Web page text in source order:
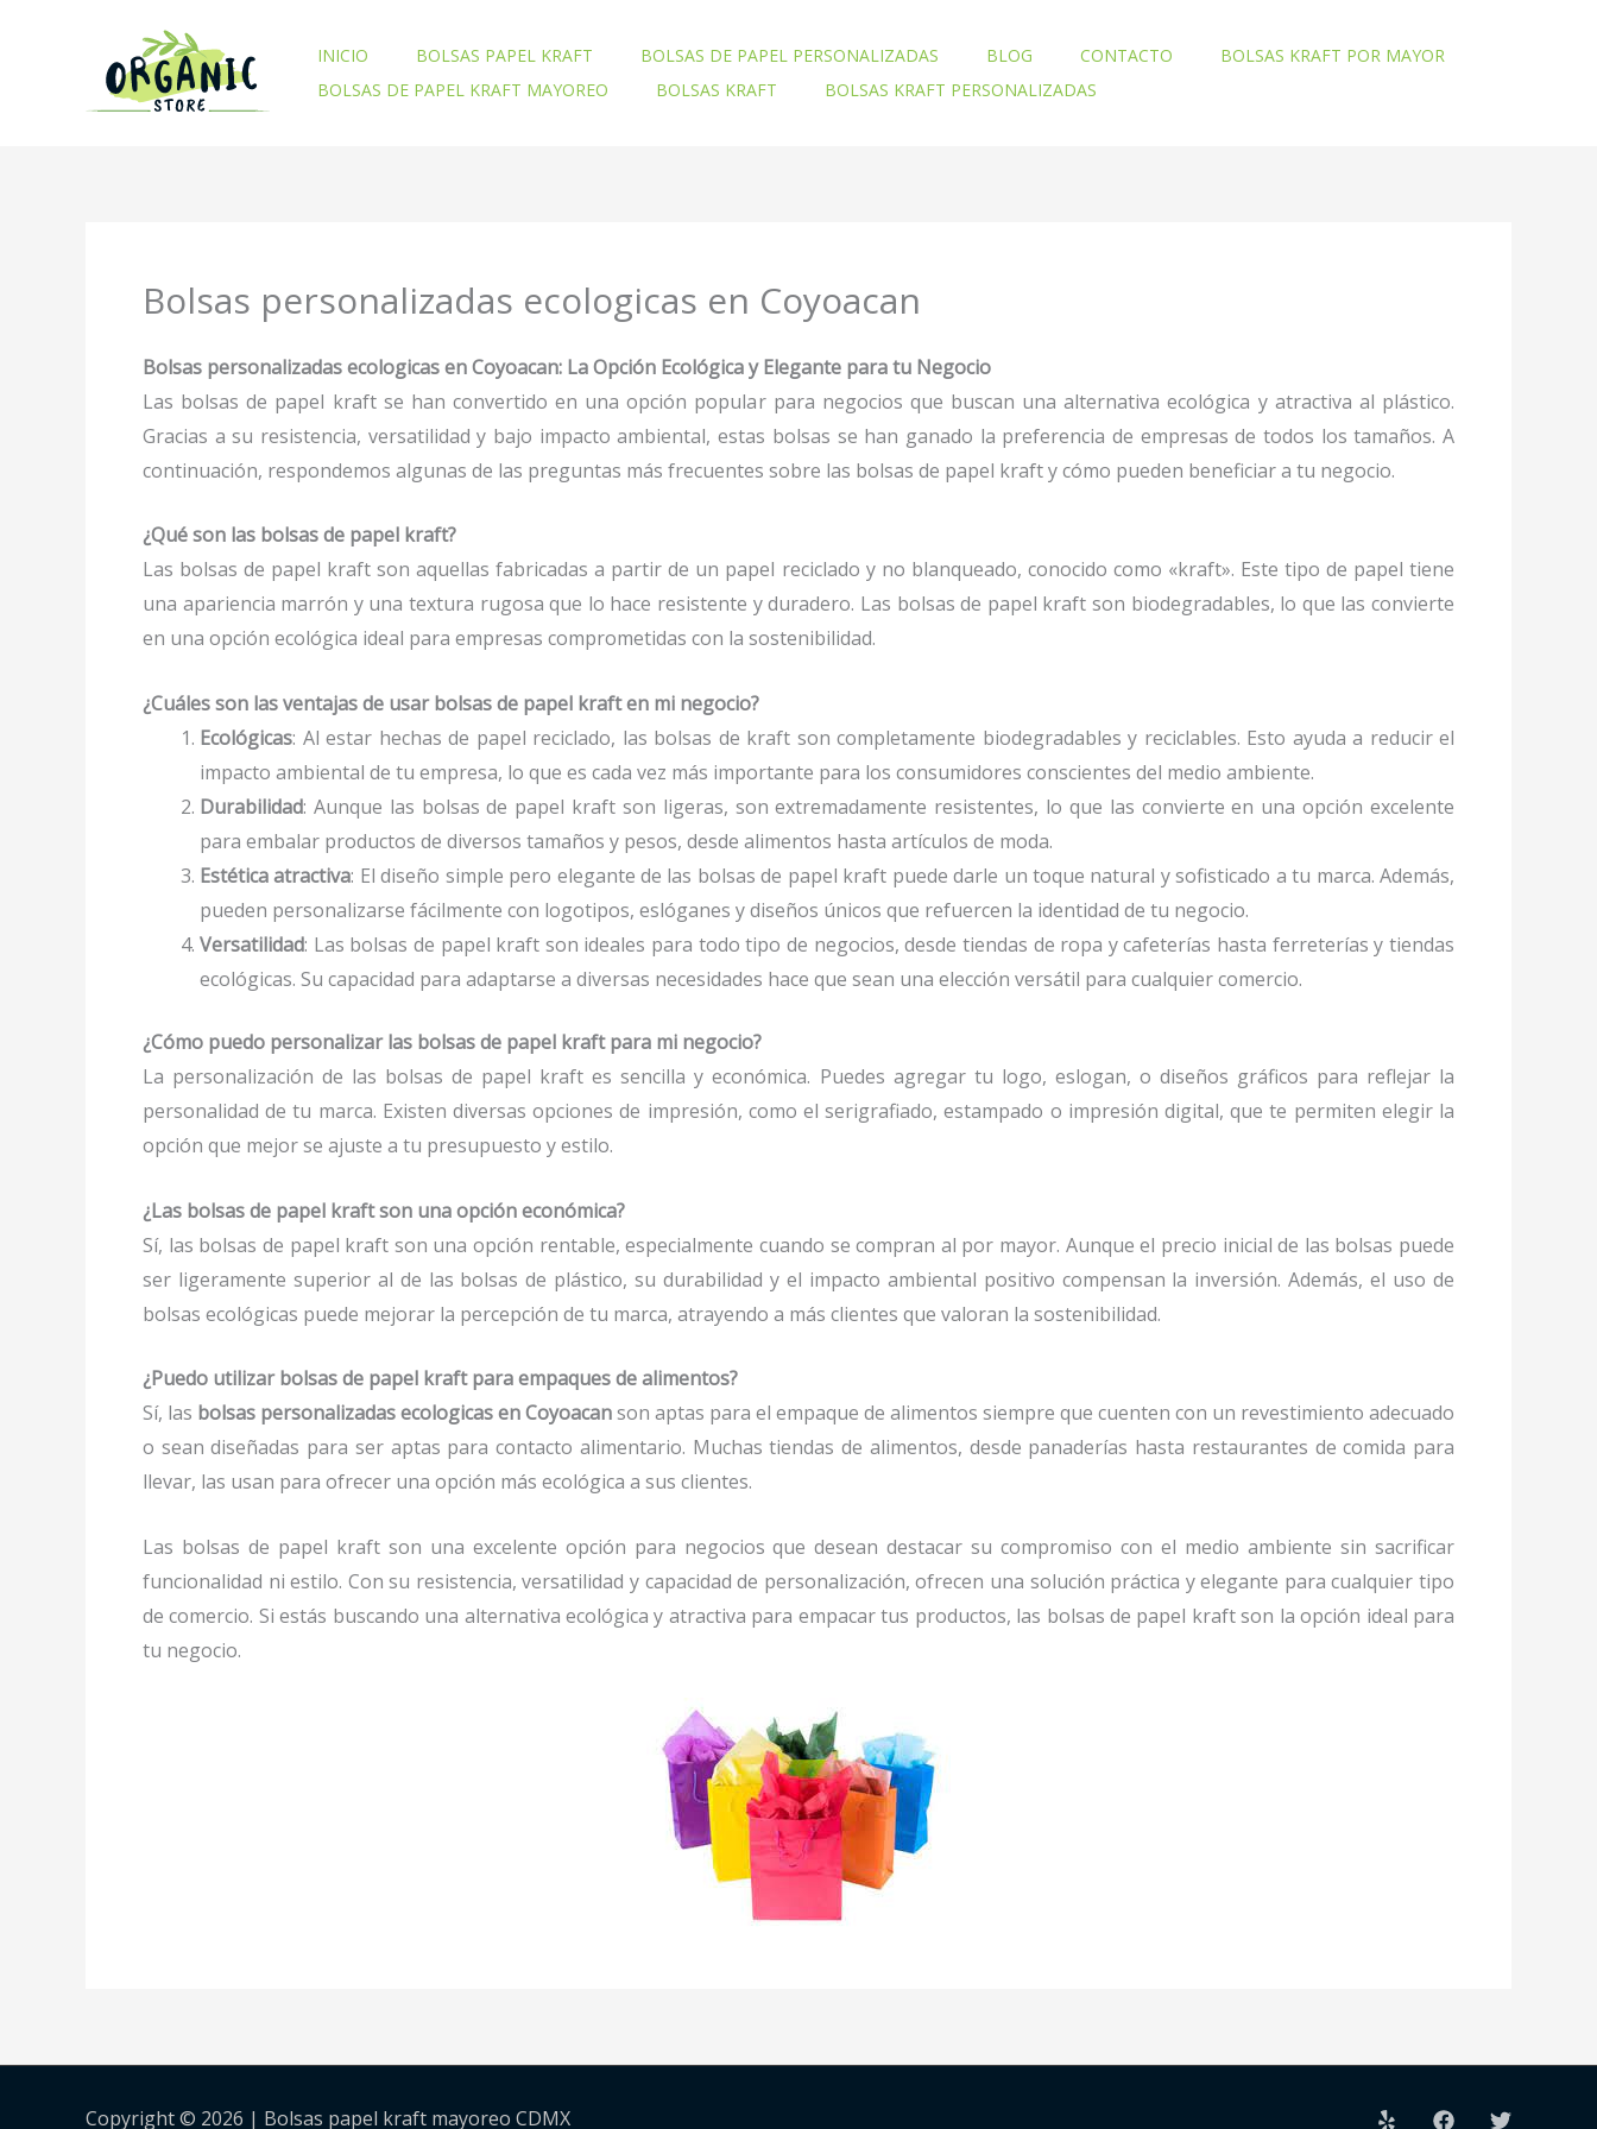
INICIO BOLSAS PAPEL KRAFT BOLSAS DE PAPEL PERSONALIZADAS BLOG CONTACTO
BOLSAS KRAFT POR MAYOR
BOLSAS DE PAPEL KRAFT MAYOREO
BOLSAS KRAFT BOLSAS KRAFT PERSONALIZADAS
Bolsas personalizadas ecologicas en Coyoacan
Bolsas personalizadas ecologicas en Coyoacan: La Opción Ecológica y Elegante para tu Negocio
Las bolsas de papel kraft se han convertido en una opción popular para negocios que buscan una alternativa ecológica y atractiva al plástico.
Gracias a su resistencia, versatilidad y bajo impacto ambiental, estas bolsas se han ganado la preferencia de empresas de todos los tamaños. A
continuación, respondemos algunas de las preguntas más frecuentes sobre las bolsas de papel kraft y cómo pueden beneficiar a tu negocio.
¿Qué son las bolsas de papel kraft?
Las bolsas de papel kraft son aquellas fabricadas a partir de un papel reciclado y no blanqueado, conocido como «kraft». Este tipo de papel tiene
una apariencia marrón y una textura rugosa que lo hace resistente y duradero. Las bolsas de papel kraft son biodegradables, lo que las convierte
en una opción ecológica ideal para empresas comprometidas con la sostenibilidad.
¿Cuáles son las ventajas de usar bolsas de papel kraft en mi negocio?
Ecológicas: Al estar hechas de papel reciclado, las bolsas de kraft son completamente biodegradables y reciclables. Esto ayuda a reducir el
impacto ambiental de tu empresa, lo que es cada vez más importante para los consumidores conscientes del medio ambiente.
Durabilidad: Aunque las bolsas de papel kraft son ligeras, son extremadamente resistentes, lo que las convierte en una opción excelente
para embalar productos de diversos tamaños y pesos, desde alimentos hasta artículos de moda.
Estética atractiva: El diseño simple pero elegante de las bolsas de papel kraft puede darle un toque natural y sofisticado a tu marca. Además,
pueden personalizarse fácilmente con logotipos, eslóganes y diseños únicos que refuercen la identidad de tu negocio.
Versatilidad: Las bolsas de papel kraft son ideales para todo tipo de negocios, desde tiendas de ropa y cafeterías hasta ferreterías y tiendas
ecológicas. Su capacidad para adaptarse a diversas necesidades hace que sean una elección versátil para cualquier comercio.
¿Cómo puedo personalizar las bolsas de papel kraft para mi negocio?
La personalización de las bolsas de papel kraft es sencilla y económica. Puedes agregar tu logo, eslogan, o diseños gráficos para reflejar la
personalidad de tu marca. Existen diversas opciones de impresión, como el serigrafiado, estampado o impresión digital, que te permiten elegir la
opción que mejor se ajuste a tu presupuesto y estilo.
¿Las bolsas de papel kraft son una opción económica?
Sí, las bolsas de papel kraft son una opción rentable, especialmente cuando se compran al por mayor. Aunque el precio inicial de las bolsas puede
ser ligeramente superior al de las bolsas de plástico, su durabilidad y el impacto ambiental positivo compensan la inversión. Además, el uso de
bolsas ecológicas puede mejorar la percepción de tu marca, atrayendo a más clientes que valoran la sostenibilidad.
¿Puedo utilizar bolsas de papel kraft para empaques de alimentos?
Sí, las bolsas personalizadas ecologicas en Coyoacanson aptas para el empaque de alimentos siempre que cuenten con un revestimiento adecuado
o sean diseñadas para ser aptas para contacto alimentario. Muchas tiendas de alimentos, desde panaderías hasta restaurantes de comida para
llevar, las usan para ofrecer una opción más ecológica a sus clientes.
Las bolsas de papel kraft son una excelente opción para negocios que desean destacar su compromiso con el medio ambiente sin sacrificar
funcionalidad ni estilo. Con su resistencia, versatilidad y capacidad de personalización, ofrecen una solución práctica y elegante para cualquier tipo
de comercio. Si estás buscando una alternativa ecológica y atractiva para empacar tus productos, las bolsas de papel kraft son la opción ideal para
tu negocio.
Copyright © 2026 | Bolsas papel kraft mayoreo CDMX